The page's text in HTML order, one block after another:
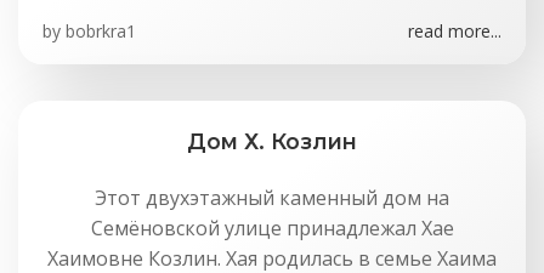
by bobrkra1 read more...
Дом Х. Козлин
Этот двухэтажный каменный дом на
Семёновской улице принадлежал Хае
Хаимовне Козлин. Хая родилась в семье Хаима